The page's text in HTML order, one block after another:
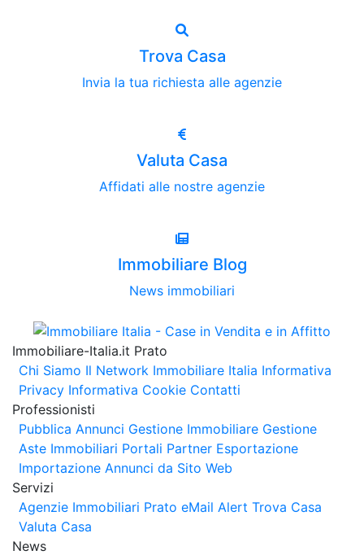
Trova Casa
Invia la tua richiesta alle agenzie
Valuta Casa
Affidati alle nostre agenzie
Immobiliare Blog
News immobiliari
Immobiliare-Italia.it Prato
Chi Siamo Il Network Immobiliare Italia Informativa
Privacy Informativa Cookie Contatti
Professionisti
Pubblica Annunci Gestione Immobiliare Gestione
Aste Immobiliari Portali Partner Esportazione
Importazione Annunci da Sito Web
Servizi
Agenzie Immobiliari Prato eMail Alert Trova Casa
Valuta Casa
News